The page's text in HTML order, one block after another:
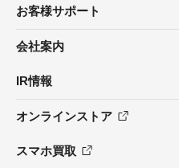
お客様サポート
会社案内
IR情報
オンラインストア
スマホ買取